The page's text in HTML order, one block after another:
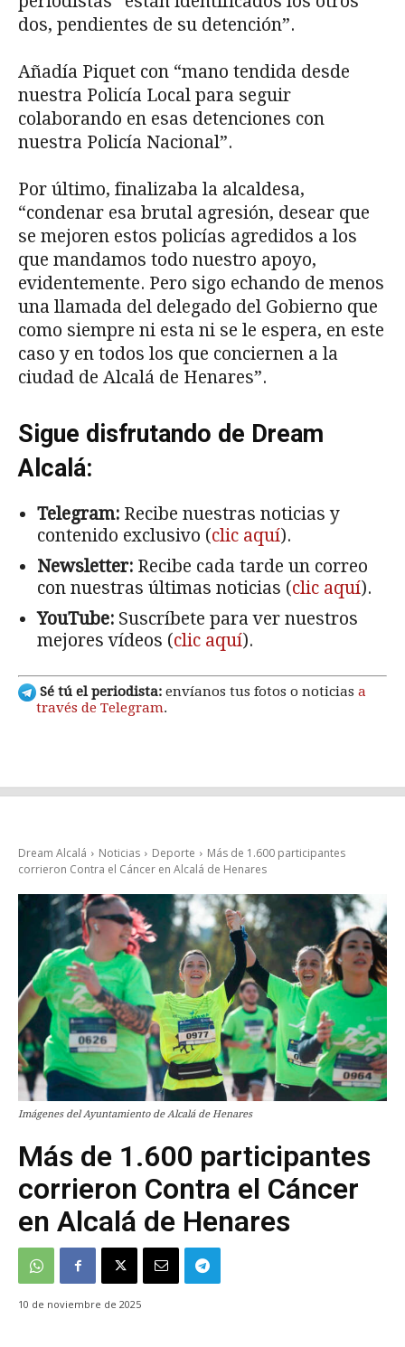
dos, pendientes de su detención”.
Añadía Piquet con “mano tendida desde
nuestra Policía Local para seguir
colaborando en esas detenciones con
nuestra Policía Nacional”.
Por último, finalizaba la alcaldesa,
“condenar esa brutal agresión, desear que
se mejoren estos policías agredidos a los
que mandamos todo nuestro apoyo,
evidentemente. Pero sigo echando de menos
una llamada del delegado del Gobierno que
como siempre ni esta ni se le espera, en este
caso y en todos los que conciernen a la
ciudad de Alcalá de Henares”.
Sigue disfrutando de Dream
Alcalá:
Telegram: Recibe nuestras noticias y
contenido exclusivo (clic aquí).
Newsletter: Recibe cada tarde un correo
con nuestras últimas noticias (clic aquí).
YouTube: Suscríbete para ver nuestros
mejores vídeos (clic aquí).
Sé tú el periodista: envíanos tus fotos o noticias a
través de Telegram.